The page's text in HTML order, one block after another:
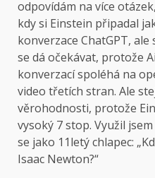
odpovídám na více
kdy si Einstein připadal
konverzace ChatGPT,
se dá očekávat, protože
konverzací spoléhá na
video třetích stran. Ale
věrohodnosti, protože
vysoký 7 stop. Využil
se jako 11letý chlapec:
Isaac Newton?“